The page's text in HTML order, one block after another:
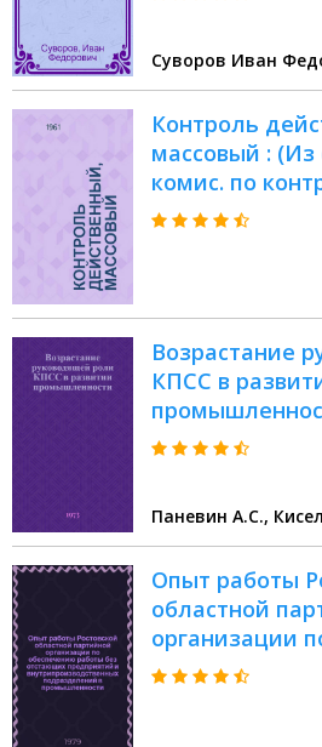
стройках обл.)
Суворов Иван
Контроль
массовый :
комис. по
деятельности
Возрастание
КПСС в
материалах
Паневин
Опыт работы
областной
организации
работы без